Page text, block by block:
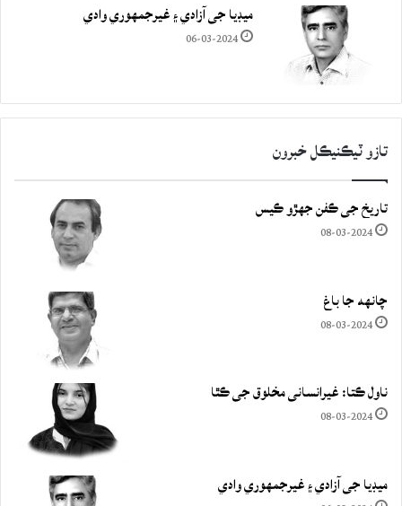
ميڊيا جي آزادي ۽ غيرجمھوري وادي
06-03-2024
تازو ٽيڪنيڪل خبرون
تاريخ جي ڪفن جھڙو ڪيس
08-03-2024
چانهه جا باغ
08-03-2024
ناول ڪتا: غيرانساني مخلوق جي ڪٿا
08-03-2024
ميڊيا جي آزادي ۽ غيرجمھوري وادي